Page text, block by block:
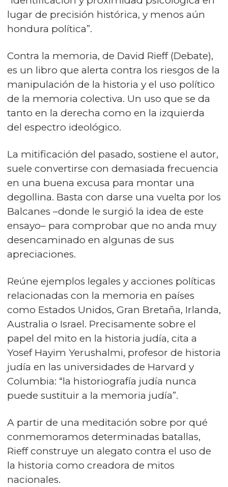
lugar de precisión histórica, y menos aún
hondura política”.
Contra la memoria, de David Rieff (Debate),
es un libro que alerta contra los riesgos de la
manipulación de la historia y el uso político
de la memoria colectiva. Un uso que se da
tanto en la derecha como en la izquierda
del espectro ideológico.
La mitificación del pasado, sostiene el autor,
suele convertirse con demasiada frecuencia
en una buena excusa para montar una
degollina. Basta con darse una vuelta por los
Balcanes –donde le surgió la idea de este
ensayo– para comprobar que no anda muy
desencaminado en algunas de sus
apreciaciones.
Reúne ejemplos legales y acciones políticas
relacionadas con la memoria en países
como Estados Unidos, Gran Bretaña, Irlanda,
Australia o Israel. Precisamente sobre el
papel del mito en la historia judía, cita a
Yosef Hayim Yerushalmi, profesor de historia
judía en las universidades de Harvard y
Columbia: “la historiografía judía nunca
puede sustituir a la memoria judía”.
A partir de una meditación sobre por qué
conmemoramos determinadas batallas,
Rieff construye un alegato contra el uso de
la historia como creadora de mitos
nacionales.